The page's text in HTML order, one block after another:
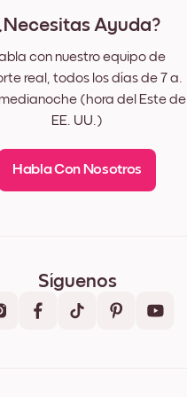
Ayuda?
con nuestro equipo de
real, todos los días de 7 a.
(hora del Este de
EE. UU.)
Habla Con Nosotros
Síguenos